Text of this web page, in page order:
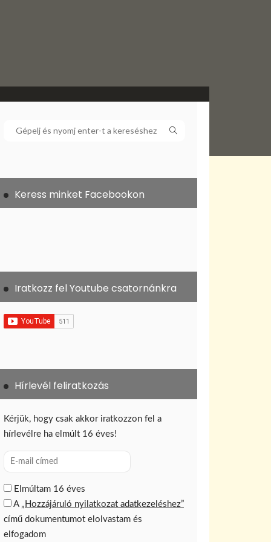
Keress minket Facebookon
Iratkozz fel Youtube csatornánkra
Hírlevél feliratkozás